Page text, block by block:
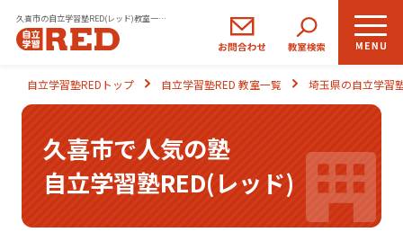
久喜市の自立学習塾RED(レッド)教室一覧｜小学生・中学生・高校生の学習塾
小学生
コース
中学生
コース
高校生
コース
REDの思い
自立学習とは
自立学習塾REDトップ 自立学習塾RED 教室一覧 埼玉県の自立学習
久喜市で人気の塾
自立学習塾RED(レッド)